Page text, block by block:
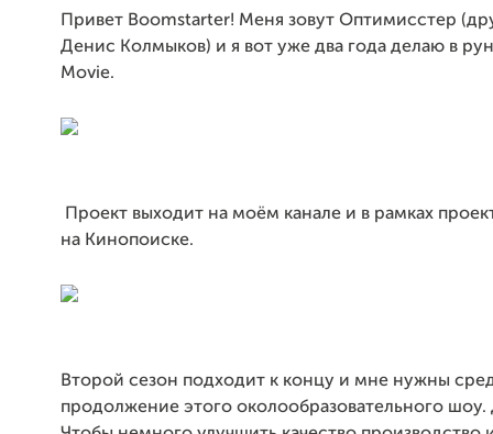
Привет Boomstarter! Меня зовут Оптимисстер
Денис Колмыков) и я вот уже два года делаю в
Movie.
Проект выходит на моём канале и в рамках
на Кинопоиске.
Второй сезон подходит к концу и мне нужны
продолжение этого околообразовательного шоу.